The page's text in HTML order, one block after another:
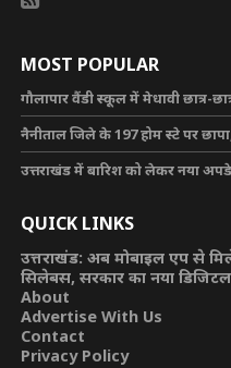
MOST POPULAR
गौलापार वैंडी स्कूल में मेधावी छात्र-
नैनीताल जिले के 197 होम स्टे पर
उत्तराखंड में बारिश को लेकर नया
QUICK LINKS
उत्तराखंड: अब मोबाइल एप से
सिलेबस, सरकार का नया डिजिटल
About
Advertise With Us
Contact
Privacy Policy